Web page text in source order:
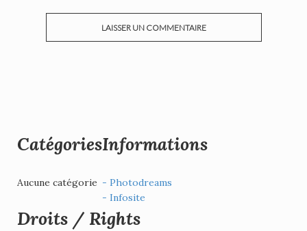
Catégories
Aucune catégorie
Informations
- Photodreams
- Infosite
Droits / Rights